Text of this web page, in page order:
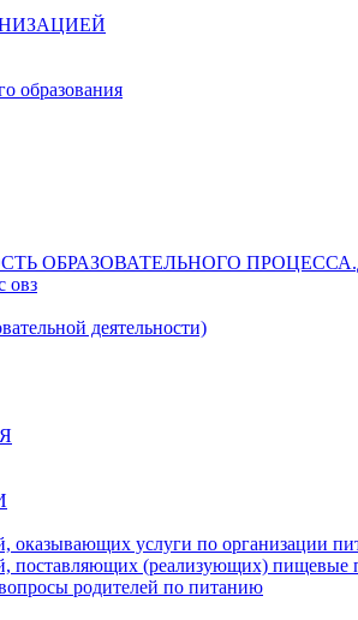
образования
ОБРАЗОВАТЕЛЬНОГО
овз
деятельности)
оказывающих услуги по организации
поставляющих (реализующих)
родителей по питанию